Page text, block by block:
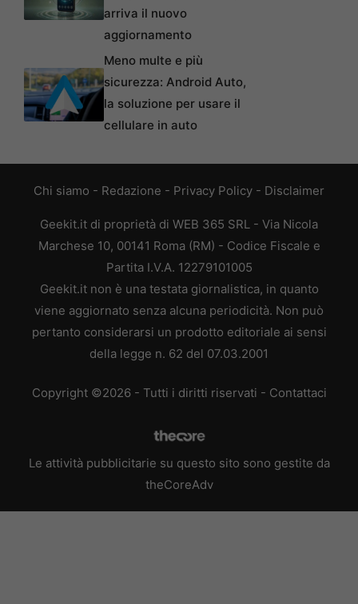
arriva il nuovo
aggiornamento
Meno multe e più
sicurezza: Android Auto,
la soluzione per usare il
cellulare in auto
Chi siamo - Redazione - Privacy Policy - Disclaimer
Geekit.it di proprietà di WEB 365 SRL - Via Nicola
Marchese 10, 00141 Roma (RM) - Codice Fiscale e
Partita I.V.A. 12279101005
Geekit.it non è una testata giornalistica, in quanto
viene aggiornato senza alcuna periodicità. Non può
pertanto considerarsi un prodotto editoriale ai sensi
della legge n. 62 del 07.03.2001
Copyright ©2026 - Tutti i diritti riservati - Contattaci
Le attività pubblicitarie su questo sito sono gestite da
theCoreAdv